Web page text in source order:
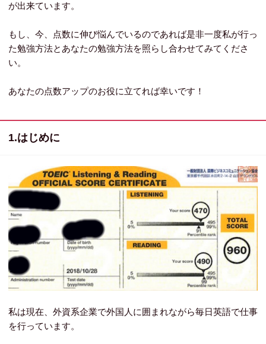
が出来ています。
もし、今、点数に伸び悩んでいるのであれば是非一度私が行っ
た勉強方法とあなたの勉強方法を照らし合わせてみてくださ
い。
あなたの点数アップのお役に立てれば幸いです！
1.はじめに
私は現在、外資系企業で外国人に囲まれながら毎日英語で仕事
を行っています。